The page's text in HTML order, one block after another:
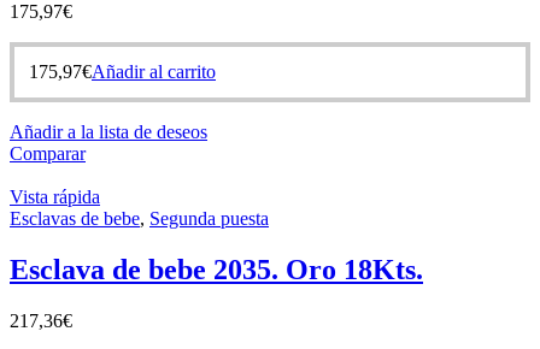
175,97€
175,97€Añadir al carrito
Añadir a la lista de deseos
Comparar
Vista rápida
Esclavas de bebe, Segunda puesta
Esclava de bebe 2035. Oro 18Kts.
217,36€